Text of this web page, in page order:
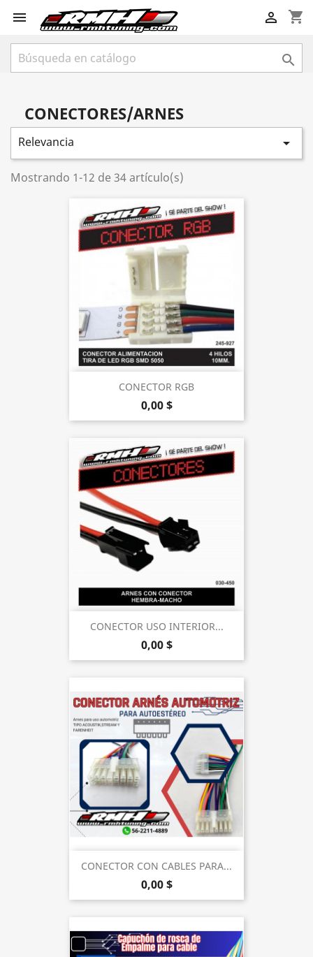
 shopping_cart


CONECTORES/ARNES
Relevancia 
Mostrando 1-12 de 34 artículo(s)
CONECTOR RGB
0,00 $
CONECTOR USO INTERIOR...
0,00 $
CONECTOR CON CABLES PARA...
0,00 $